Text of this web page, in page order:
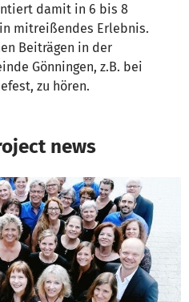
damit in 6 bis 8
mitreißendes Erlebnis.
Beiträgen in der
Gönningen, z.B. bei
zu hören.
news